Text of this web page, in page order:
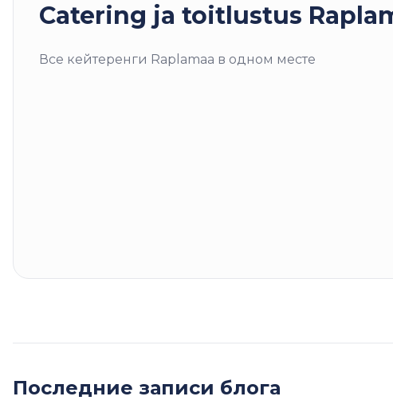
Catering ja toitlustus
Все кейтеренги Raplamaa в одном месте
Последние записи блога